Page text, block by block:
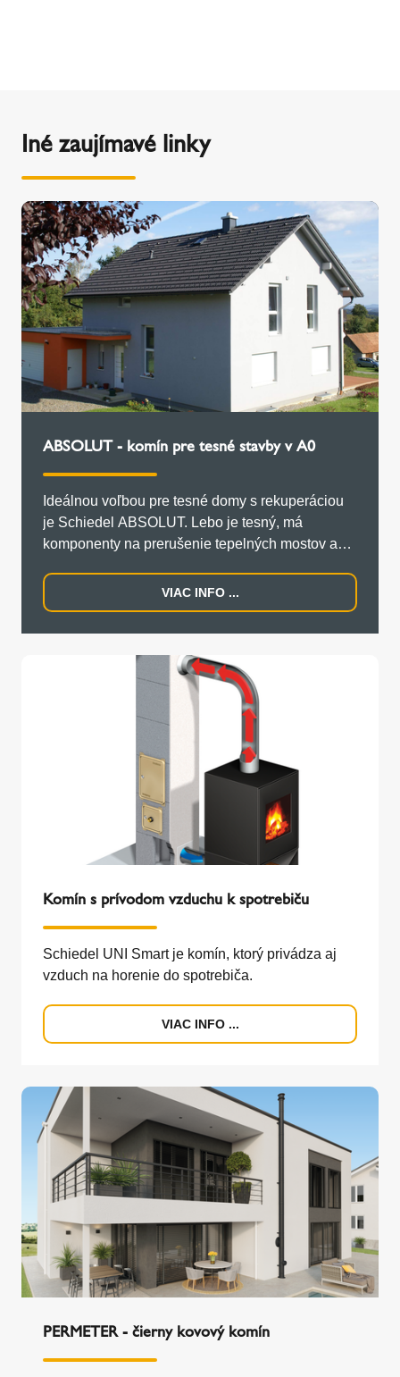
Iné zaujímavé linky
ABSOLUT - komín pre tesné stavby v A0
Ideálnou voľbou pre tesné domy s rekuperáciou
je Schiedel ABSOLUT. Lebo je tesný, má
komponenty na prerušenie tepelných mostov a
VIAC INFO ...
Komín s prívodom vzduchu k spotrebiču
Schiedel UNI Smart je komín, ktorý privádza aj
vzduch na horenie do spotrebiča.
VIAC INFO ...
PERMETER - čierny kovový komín